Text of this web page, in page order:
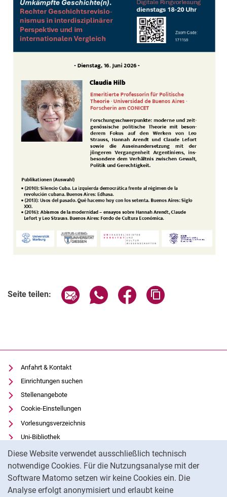
Diese Website verwendet ausschließlich technisch
notwendige Cookies. Für die Nutzungsanalyse mit der
Software Matomo setzen wir keine Cookies ein. Die
Analyse erfolgt anonymisiert und erlaubt keine
Seite teilen: Seite über E-Mail teilen
Seite über WhatsApp teilen
Seite über Facebook
Anfahrt & Kontakt
Einrichtungen suchen
Stellenangebote
Cookie-Einstellungen
Vorlesungsverzeichnis
Uni-Bibliothek
Moodle
Panopto
Datenschutz
Barrierefreiheit